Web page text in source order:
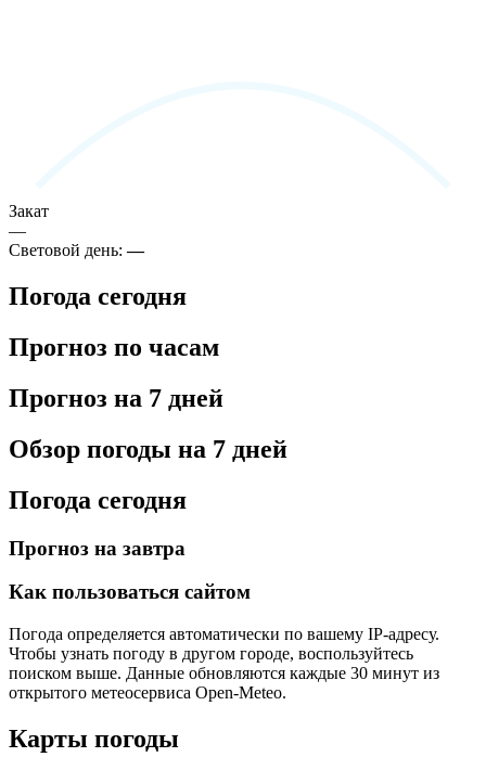
Закат
—
Световой день:—
Погода сегодня
Прогноз по часам
Прогноз на 7 дней
Обзор погоды на 7 дней
Погода сегодня
Прогноз на завтра
Как пользоваться сайтом
Погода определяется автоматически по вашему IP-адресу.
Чтобы узнать погоду в другом городе, воспользуйтесь
поиском выше. Данные обновляются каждые 30 минут из
открытого метеосервиса Open-Meteo.
Карты погоды